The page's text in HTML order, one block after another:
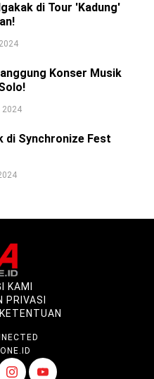
di Tour 'Kadung'
Konser Musik
2024
di Synchronize Fest
KAMI
PRIVASI